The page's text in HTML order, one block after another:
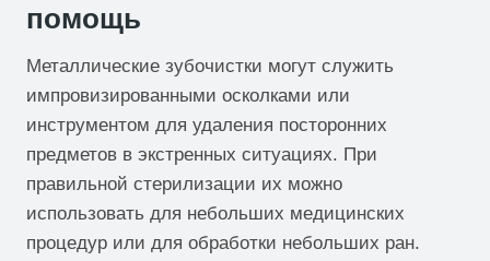
помощь
Металлические зубочистки могут служить
импровизированными осколками или
инструментом для удаления посторонних
предметов в экстренных ситуациях. При
правильной стерилизации их можно
использовать для небольших медицинских
процедур или для обработки небольших ран.